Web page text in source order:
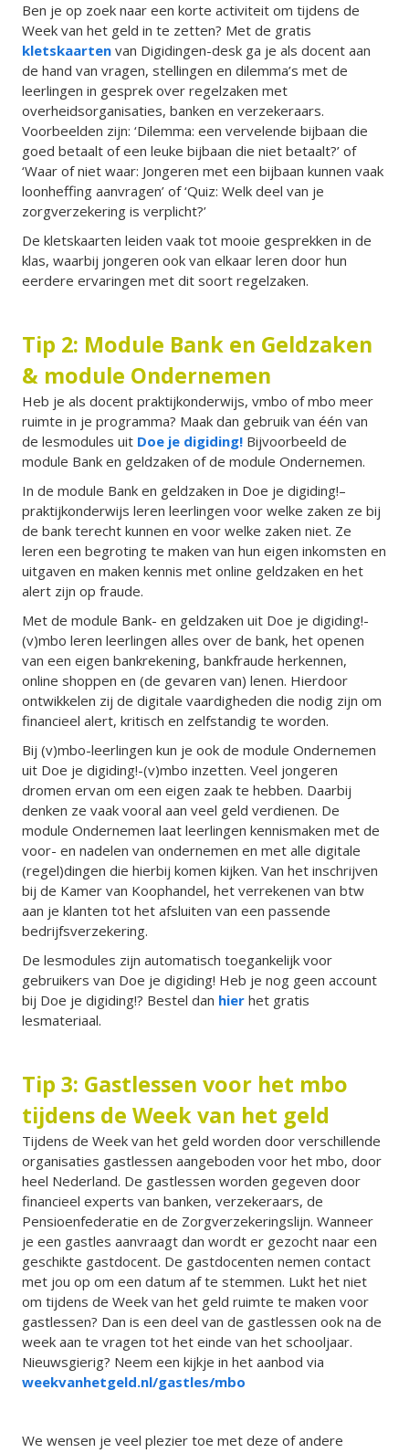
Ben je op zoek naar een korte activiteit om tijdens de
Week van het geld in te zetten? Met de gratis
kletskaarten van Digidingen-desk ga je als docent aan
de hand van vragen, stellingen en dilemma’s met de
leerlingen in gesprek over regelzaken met
overheidsorganisaties, banken en verzekeraars.
Voorbeelden zijn: ‘Dilemma: een vervelende bijbaan die
goed betaalt of een leuke bijbaan die niet betaalt?’ of
‘Waar of niet waar: Jongeren met een bijbaan kunnen vaak
loonheffing aanvragen’ of ‘Quiz: Welk deel van je
zorgverzekering is verplicht?’
De kletskaarten leiden vaak tot mooie gesprekken in de
klas, waarbij jongeren ook van elkaar leren door hun
eerdere ervaringen met dit soort regelzaken.
Tip 2: Module Bank en Geldzaken
& module Ondernemen
Heb je als docent praktijkonderwijs, vmbo of mbo meer
ruimte in je programma? Maak dan gebruik van één van
de lesmodules uit Doe je digiding! Bijvoorbeeld de
module Bank en geldzaken of de module Ondernemen.
In de module Bank en geldzaken in Doe je digiding!–
praktijkonderwijs leren leerlingen voor welke zaken ze bij
de bank terecht kunnen en voor welke zaken niet. Ze
leren een begroting te maken van hun eigen inkomsten en
uitgaven en maken kennis met online geldzaken en het
alert zijn op fraude.
Met de module Bank- en geldzaken uit Doe je digiding!-
(v)mbo leren leerlingen alles over de bank, het openen
van een eigen bankrekening, bankfraude herkennen,
online shoppen en (de gevaren van) lenen. Hierdoor
ontwikkelen zij de digitale vaardigheden die nodig zijn om
financieel alert, kritisch en zelfstandig te worden.
Bij (v)mbo-leerlingen kun je ook de module Ondernemen
uit Doe je digiding!-(v)mbo inzetten. Veel jongeren
dromen ervan om een eigen zaak te hebben. Daarbij
denken ze vaak vooral aan veel geld verdienen. De
module Ondernemen laat leerlingen kennismaken met de
voor- en nadelen van ondernemen en met alle digitale
(regel)dingen die hierbij komen kijken. Van het inschrijven
bij de Kamer van Koophandel, het verrekenen van btw
aan je klanten tot het afsluiten van een passende
bedrijfsverzekering.
De lesmodules zijn automatisch toegankelijk voor
gebruikers van Doe je digiding! Heb je nog geen account
bij Doe je digiding!? Bestel dan hier het gratis
lesmateriaal.
Tip 3: Gastlessen voor het mbo
tijdens de Week van het geld
Tijdens de Week van het geld worden door verschillende
organisaties gastlessen aangeboden voor het mbo, door
heel Nederland. De gastlessen worden gegeven door
financieel experts van banken, verzekeraars, de
Pensioenfederatie en de Zorgverzekeringslijn. Wanneer
je een gastles aanvraagt dan wordt er gezocht naar een
geschikte gastdocent. De gastdocenten nemen contact
met jou op om een datum af te stemmen. Lukt het niet
om tijdens de Week van het geld ruimte te maken voor
gastlessen? Dan is een deel van de gastlessen ook na de
week aan te vragen tot het einde van het schooljaar.
Nieuwsgierig? Neem een kijkje in het aanbod via
weekvanhetgeld.nl/gastles/mbo
We wensen je veel plezier toe met deze of andere